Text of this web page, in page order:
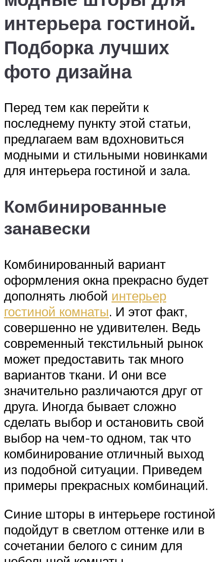
интерьера гостиной.
Подборка лучших
фото дизайна
Перед тем как перейти к
последнему пункту этой статьи,
предлагаем вам вдохновиться
модными и стильными новинками
для интерьера гостиной и зала.
Комбинированные
занавески
Комбинированный вариант
оформления окна прекрасно будет
дополнять любой интерьер
гостиной комнаты. И этот факт,
совершенно не удивителен. Ведь
современный текстильный рынок
может предоставить так много
вариантов ткани. И они все
значительно различаются друг от
друга. Иногда бывает сложно
сделать выбор и остановить свой
выбор на чем-то одном, так что
комбинирование отличный выход
из подобной ситуации. Приведем
примеры прекрасных комбинаций.
Синие шторы в интерьере гостиной
подойдут в светлом оттенке или в
сочетании белого с синим для